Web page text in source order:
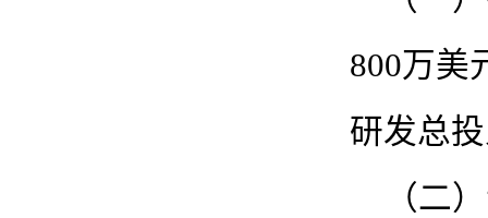
800万美
研发总
（二